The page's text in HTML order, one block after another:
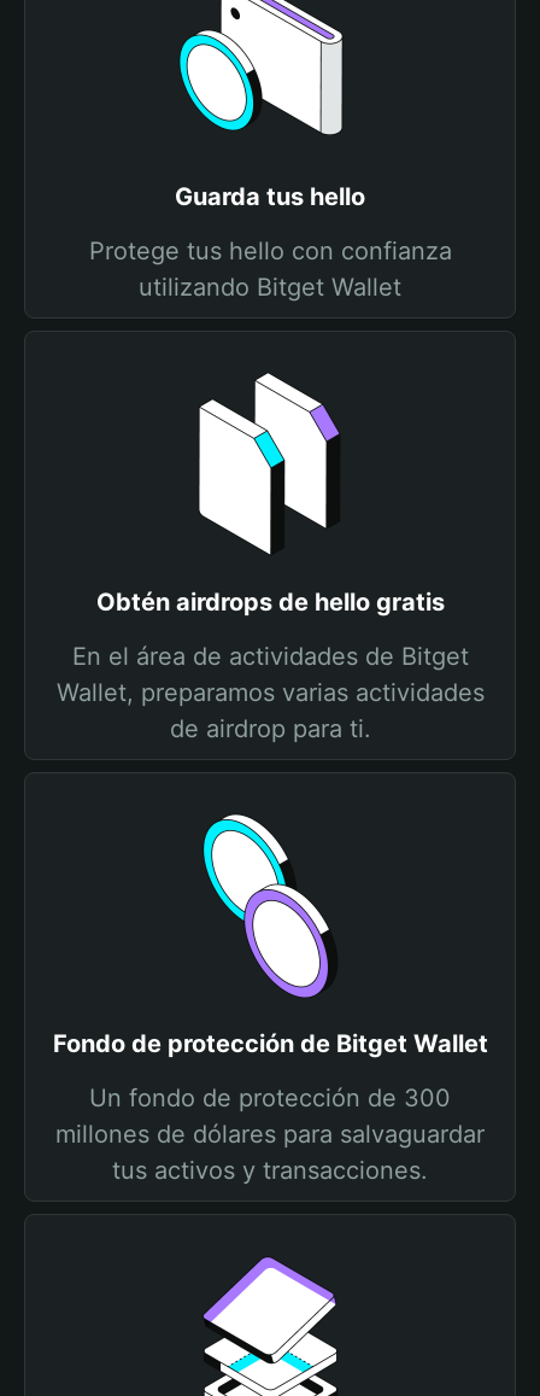
Guarda tus hello
Protege tus hello con confianza
utilizando Bitget Wallet
Obtén airdrops de hello gratis
En el área de actividades de Bitget
Wallet, preparamos varias actividades
de airdrop para ti.
Fondo de protección de Bitget Wallet
Un fondo de protección de 300
millones de dólares para salvaguardar
tus activos y transacciones.